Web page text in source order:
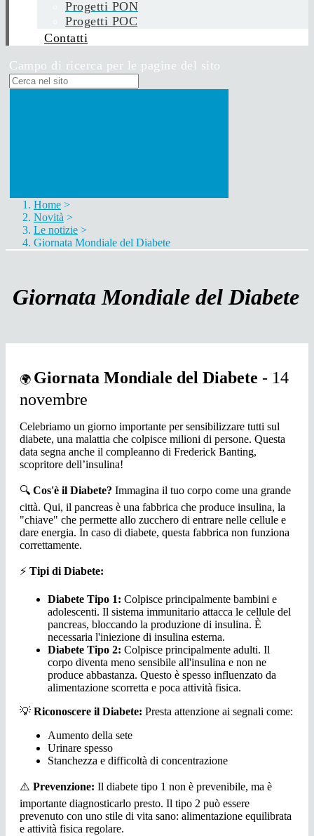
Progetti PON
Progetti POC
Contatti
Campo di ricerca per le pagine del sito
Home >
Novità >
Le notizie >
Giornata Mondiale del Diabete
Giornata Mondiale del Diabete
🌍 Giornata Mondiale del Diabete - 14
novembre
Celebriamo un giorno importante per sensibilizzare tutti sul
diabete, una malattia che colpisce milioni di persone. Questa
data segna anche il compleanno di Frederick Banting,
scopritore dell’insulina!
🔍 Cos'è il Diabete? Immagina il tuo corpo come una grande
città. Qui, il pancreas è una fabbrica che produce insulina, la
"chiave" che permette allo zucchero di entrare nelle cellule e
dare energia. In caso di diabete, questa fabbrica non funziona
correttamente.
⚡ Tipi di Diabete:
Diabete Tipo 1: Colpisce principalmente bambini e
adolescenti. Il sistema immunitario attacca le cellule del
pancreas, bloccando la produzione di insulina. È
necessaria l'iniezione di insulina esterna.
Diabete Tipo 2: Colpisce principalmente adulti. Il
corpo diventa meno sensibile all'insulina e non ne
produce abbastanza. Questo è spesso influenzato da
alimentazione scorretta e poca attività fisica.
💡 Riconoscere il Diabete: Presta attenzione ai segnali come:
Aumento della sete
Urinare spesso
Stanchezza e difficoltà di concentrazione
⚠️ Prevenzione: Il diabete tipo 1 non è prevenibile, ma è
importante diagnosticarlo presto. Il tipo 2 può essere
prevenuto con uno stile di vita sano: alimentazione equilibrata
e attività fisica regolare.